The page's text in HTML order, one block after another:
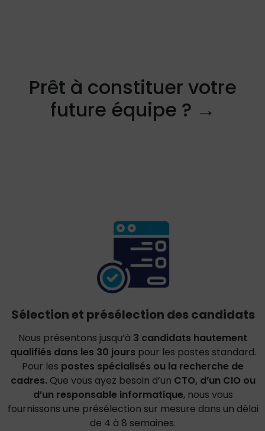
Prêt à constituer votre
future équipe ? →
Sélection et présélection des candidats
Nous présentons jusqu’à 3 candidats hautement
qualifiés dans les 30 jours pour les postes standard.
Pour les postes spécialisés ou la recherche de
cadres. Que vous ayez besoin d’un CTO, d’un CIO ou
d’un responsable informatique, nous vous
fournissons une présélection sur mesure dans un délai
de 4 à 8 semaines.